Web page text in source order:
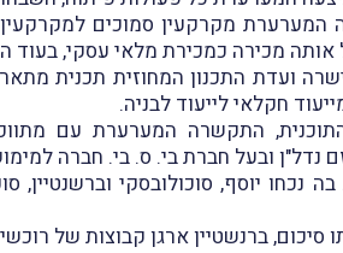
2003 מכרה המערערת מקרקעין סמוכים
אותה מכירה כמכירת מלאי עסקי,
חקלאי לייעוד לבניה.
התקשרה המערערת עם
נדל"ן ובעל חברת בי. ס. בי. חברה
נכחו יוסף, סוכולובסקי
סיכום, ברנשטיין ארגן קבוצות של